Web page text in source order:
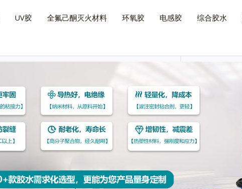
UV胶 全氟己酮灭火材料 环氧胶 电感胶 综合胶水